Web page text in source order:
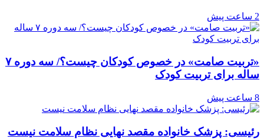
2 ساعت پیش
«تربیت صامت» در خصوص کودکان چیست؟/ سه دوره ۷
ساله برای تربیت کودک
8 ساعت پیش
رئیسی: پزشک خانواده مقصد نهایی نظام سلامت نیست